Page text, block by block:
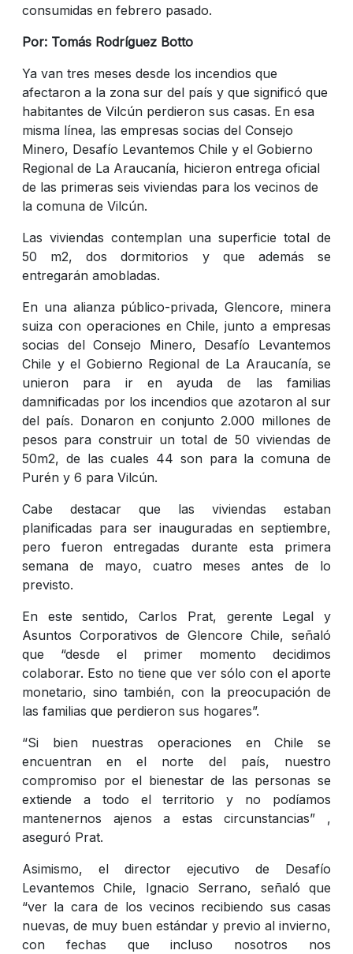
consumidas en febrero pasado.
Por: Tomás Rodríguez Botto
Ya van tres meses desde los incendios que
afectaron a la zona sur del país y que significó que
habitantes de Vilcún perdieron sus casas. En esa
misma línea, las empresas socias del Consejo
Minero, Desafío Levantemos Chile y el Gobierno
Regional de La Araucanía, hicieron entrega oficial
de las primeras seis viviendas para los vecinos de
la comuna de Vilcún.
Las viviendas contemplan una superficie total de
50 m2, dos dormitorios y que además se
entregarán amobladas.
En una alianza público-privada, Glencore, minera
suiza con operaciones en Chile, junto a empresas
socias del Consejo Minero, Desafío Levantemos
Chile y el Gobierno Regional de La Araucanía, se
unieron para ir en ayuda de las familias
damnificadas por los incendios que azotaron al sur
del país. Donaron en conjunto 2.000 millones de
pesos para construir un total de 50 viviendas de
50m2, de las cuales 44 son para la comuna de
Purén y 6 para Vilcún.
Cabe destacar que las viviendas estaban
planificadas para ser inauguradas en septiembre,
pero fueron entregadas durante esta primera
semana de mayo, cuatro meses antes de lo
previsto.
En este sentido, Carlos Prat, gerente Legal y
Asuntos Corporativos de Glencore Chile, señaló
que “desde el primer momento decidimos
colaborar. Esto no tiene que ver sólo con el aporte
monetario, sino también, con la preocupación de
las familias que perdieron sus hogares”.
“Si bien nuestras operaciones en Chile se
encuentran en el norte del país, nuestro
compromiso por el bienestar de las personas se
extiende a todo el territorio y no podíamos
mantenernos ajenos a estas circunstancias” ,
aseguró Prat.
Asimismo, el director ejecutivo de Desafío
Levantemos Chile, Ignacio Serrano, señaló que
“ver la cara de los vecinos recibiendo sus casas
nuevas, de muy buen estándar y previo al invierno,
con fechas que incluso nosotros nos